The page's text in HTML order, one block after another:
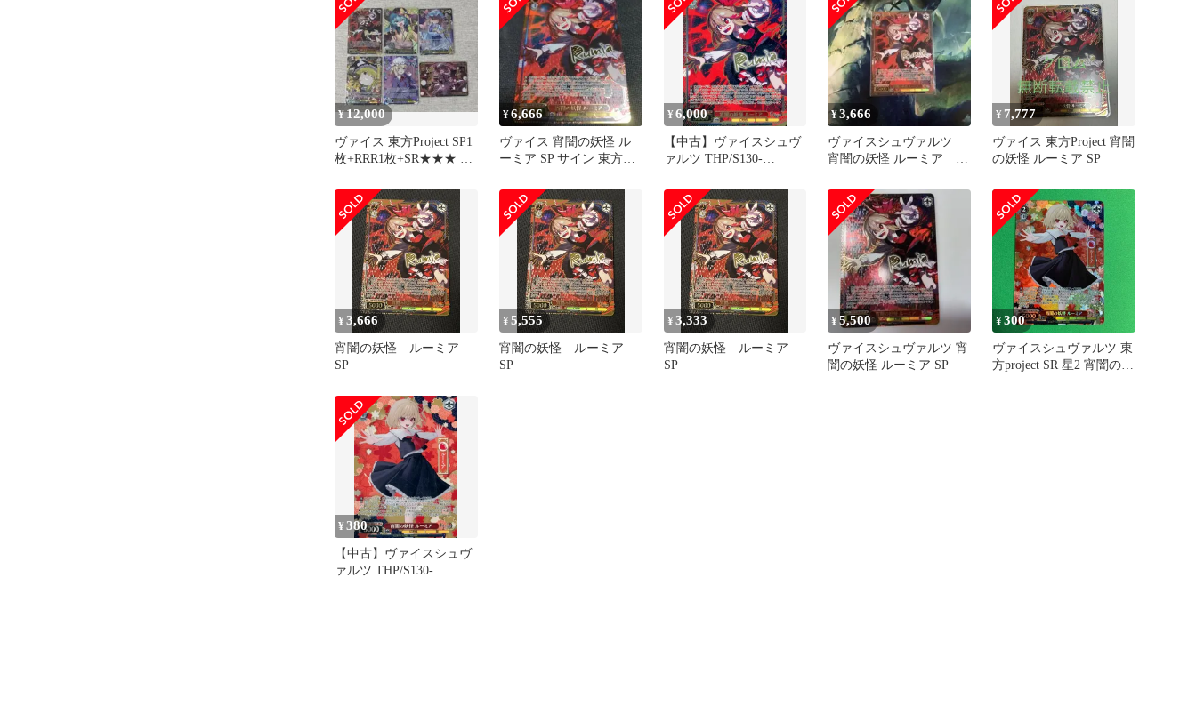
¥12,000
ヴァイス 東方Project SP1
枚+RRR1枚+SR★★★ 2
¥6,666
ヴァイス 宵闇の妖怪 ル
ーミア SP サイン 東方
¥6,000
【中古】ヴァイスシュヴ
ァルツ THP/S130-
妖怪 ルーミア(キャラク
ター金箔押しサイン入り)
¥3,666
ヴァイスシュヴァルツ
宵闇の妖怪 ルーミア
¥ 7,777
ヴァイス 東方Project 宵闇
の妖怪 ルーミア SP
¥3,666
宵闇の妖怪 ルーミア
SP
¥5,555
宵闇の妖怪 ルーミア
SP
¥3,333
宵闇の妖怪 ルーミア
SP
¥5,500
ヴァイスシュヴァルツ 宵
闇の妖怪 ルーミア SP
¥300
ヴァイスシュヴァルツ 東
方project SR 星2 宵闇の妖
¥380
【中古】ヴァイスシュヴ
ァルツ THP/S130-